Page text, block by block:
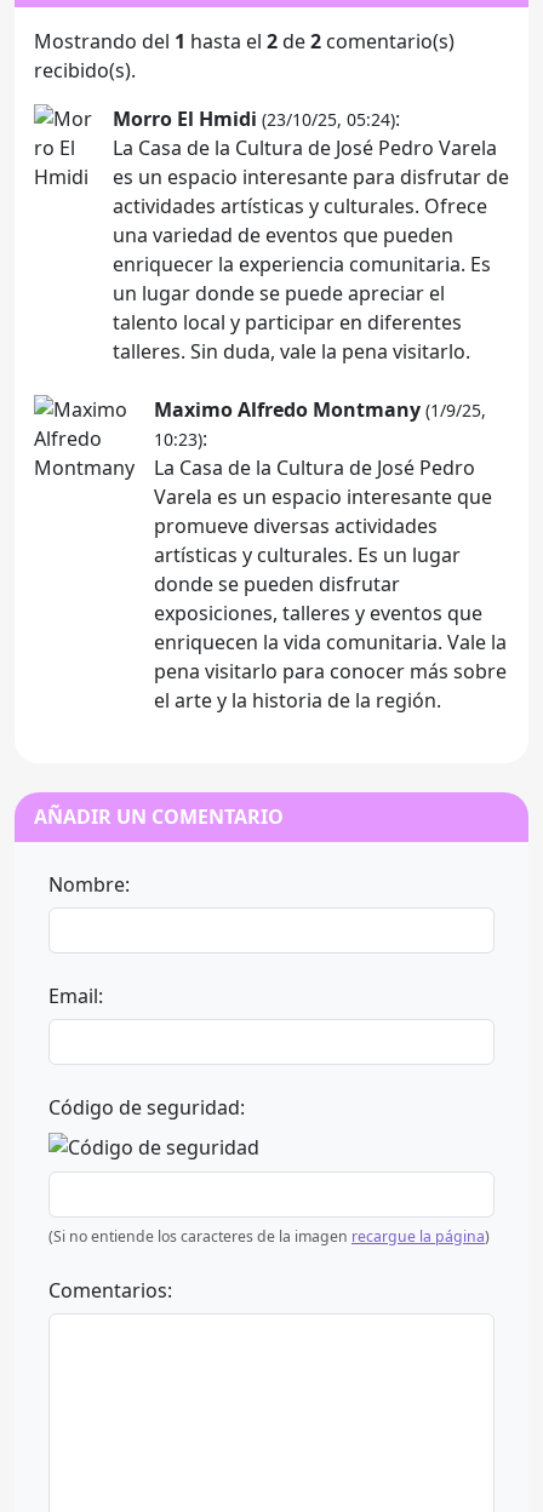
Mostrando del 1 hasta el 2de2 comentario(s)
recibido(s).
Morro El Hmidi (23/10/25, 05:24):
La Casa de la Cultura de José Pedro Varela
es un espacio interesante para disfrutar de
actividades artísticas y culturales. Ofrece
una variedad de eventos que pueden
enriquecer la experiencia comunitaria. Es
un lugar donde se puede apreciar el
talento local y participar en diferentes
talleres. Sin duda, vale la pena visitarlo.
Maximo Alfredo Montmany (1/9/25,
10:23):
La Casa de la Cultura de José Pedro
Varela es un espacio interesante que
promueve diversas actividades
artísticas y culturales. Es un lugar
donde se pueden disfrutar
exposiciones, talleres y eventos que
enriquecen la vida comunitaria. Vale la
pena visitarlo para conocer más sobre
el arte y la historia de la región.
AÑADIR UN COMENTARIO
Nombre:
Email:
Código de seguridad:
(Si no entiende los caracteres de la imagen recargue la página)
Comentarios: